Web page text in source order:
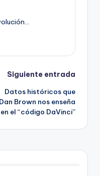
Siguiente entrada
Datos históricos que
Dan Brown nos enseña
en el “código DaVinci”